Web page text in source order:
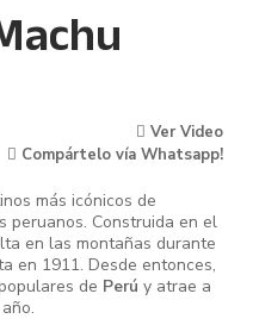
Ver Video
Compártelo vía Whatsapp!
más icónicos de
peruanos. Construida en el
en las montañas durante
en 1911. Desde entonces,
de Perú y atrae a